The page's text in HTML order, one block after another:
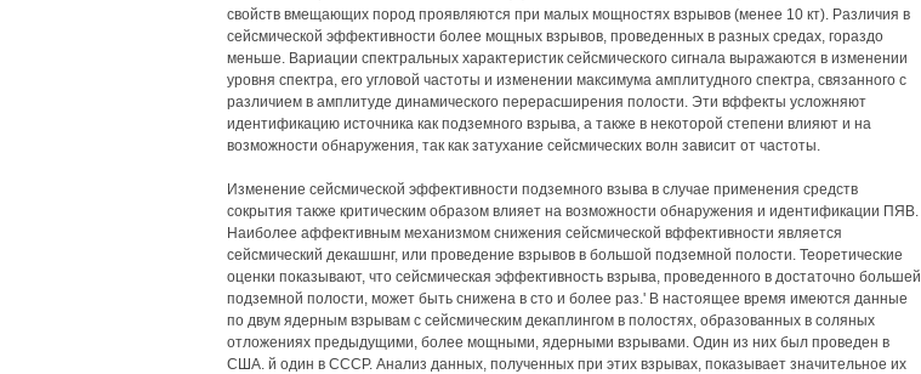
свойств вмещающих пород проявляются при малых мощностях взрывов (менее 10 кт). Различия в
сейсмической эффективности более мощных взрывов, проведенных в разных средах, гораздо
меньше. Вариации спектральных характеристик сейсмического сигнала выражаются в изменении
уровня спектра, его угловой частоты и изменении максимума амплитудного спектра, связанного с
различием в амплитуде динамического перерасширения полости. Эти вффекты усложняют
идентификацию источника как подземного взрыва, а также в некоторой степени влияют и на
возможности обнаружения, так как затухание сейсмических волн зависит от частоты.
Изменение сейсмической эффективности подземного взыва в случае применения средств
сокрытия также критическим образом влияет на возможности обнаружения и идентификации ПЯВ.
Наиболее аффективным механизмом снижения сейсмической вффективности является
сейсмический декашшнг, или проведение взрывов в большой подземной полости. Теоретические
оценки показывают, что сейсмическая эффективность взрыва, проведенного в достаточно большей
подземной полости, может быть снижена в сто и более раз.' В настоящее время имеются данные
по двум ядерным взрывам с сейсмическим декаплингом в полостях, образованных в соляных
отложениях предыдущими, более мощными, ядерными взрывами. Один из них был проведен в
США. й один в СССР. Анализ данных, полученных при этих взрывах, показывает значительное их